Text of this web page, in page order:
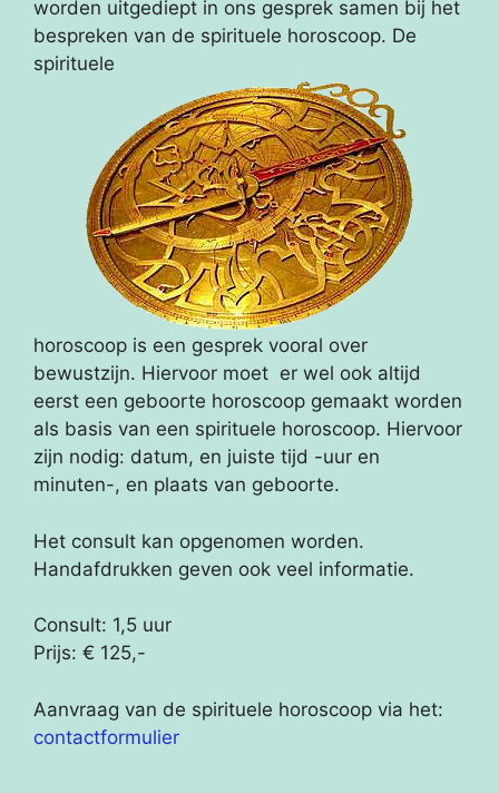
worden uitgediept in ons gesprek samen bij het
bespreken van de spirituele horoscoop. De
spirituele
horoscoop is een gesprek vooral over
bewustzijn. Hiervoor moet er wel ook altijd
eerst een geboorte horoscoop gemaakt worden
als basis van een spirituele horoscoop. Hiervoor
zijn nodig: datum, en juiste tijd -uur en
minuten-, en plaats van geboorte.
Het consult kan opgenomen worden.
Handafdrukken geven ook veel informatie.
Consult: 1,5 uur
Prijs: € 125,-
Aanvraag van de spirituele horoscoop via het:
contactformulier